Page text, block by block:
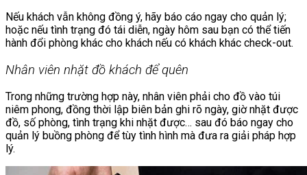
Nếu khách vẫn không đồng ý, hãy báo cáo ngay cho quản lý;
hoặc nếu tình trạng đó tái diễn, ngày hôm sau bạn có thể tiến
hành đổi phòng khác cho khách nếu có khách khác check-out.
Nhân viên nhặt đồ khách để quên
Trong những trường hợp này, nhân viên phải cho đồ vào túi
niêm phong, đồng thời lập biên bản ghi rõ ngày, giờ nhặt được
đồ, số phòng, tình trạng khi nhặt được… sau đó báo ngay cho
quản lý buồng phòng để tùy tình hình mà đưa ra giải pháp hợp
lý.